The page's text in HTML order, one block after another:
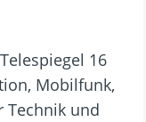
16
Mobilfunk,
Technik und